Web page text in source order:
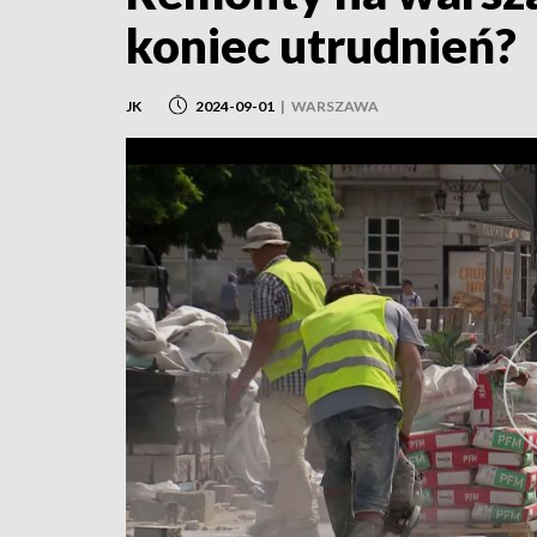
koniec utrudnień?
JK 2024-09-01 | WARSZAWA